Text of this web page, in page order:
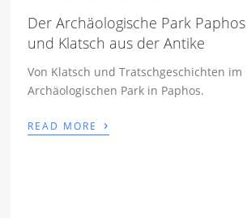
Der Archäologische Park
und Klatsch aus der Antike
Von Klatsch und Tratschgeschichten im
Archäologischen Park in Paphos.
READ MORE ›